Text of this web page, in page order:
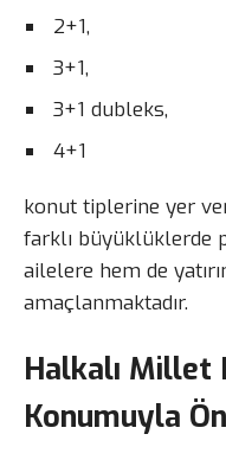
2+1,
3+1,
3+1 dubleks,
4+1
konut tiplerine yer
farklı büyüklüklerde
ailelere hem de
amaçlanmaktadır.
Halkalı Millet
Konumuyla